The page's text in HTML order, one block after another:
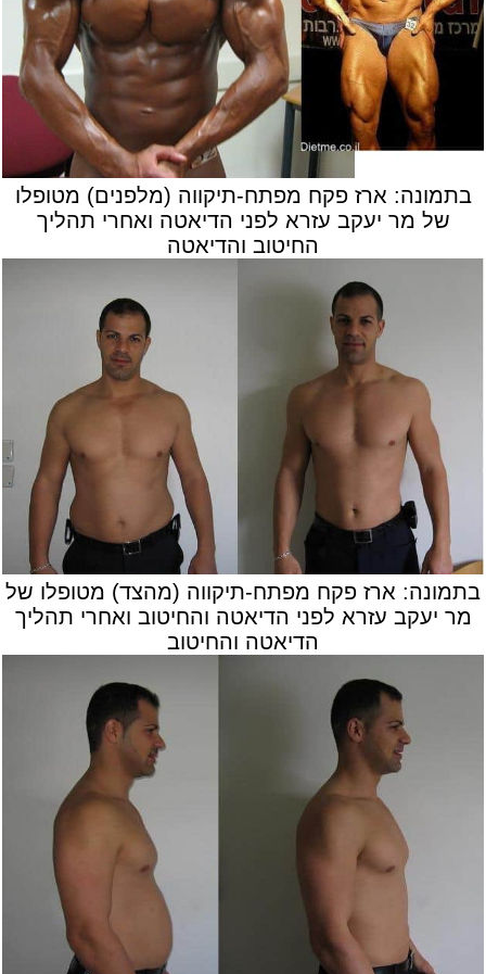
בתמונה: ארז פקח מפתח-תיקווה (מלפנים) מטופלו
של מר יעקב עזרא לפני הדיאטה ואחרי תהליך
החיטוב והדיאטה
בתמונה: ארז פקח מפתח-תיקווה (מהצד) מטופלו של
מר יעקב עזרא לפני הדיאטה והחיטוב ואחרי תהליך
הדיאטה והחיטוב